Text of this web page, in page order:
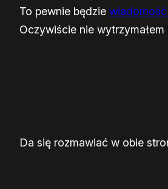
To pewnie będzie
Oczywiście nie
Da się rozmawiać w obie